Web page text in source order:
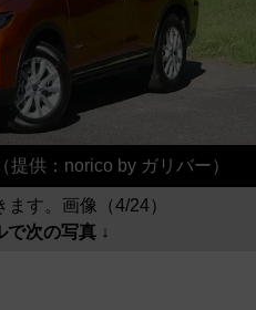
供：norico by ガリバー）
す。画像（4/24）
で次の写真 ↓